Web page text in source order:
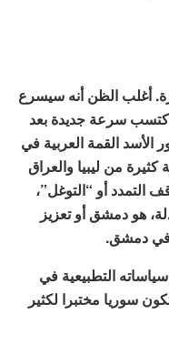
أغلب الظن أنه سيسرع
سرعة جديدة بعد
القمة العربية في
من ليبيا والعراق
التمدد أو “التوغل”،
هو دمشق أو تعزيز
في دمشق.
التطبيعية في
سوريا مختبرا لكثير